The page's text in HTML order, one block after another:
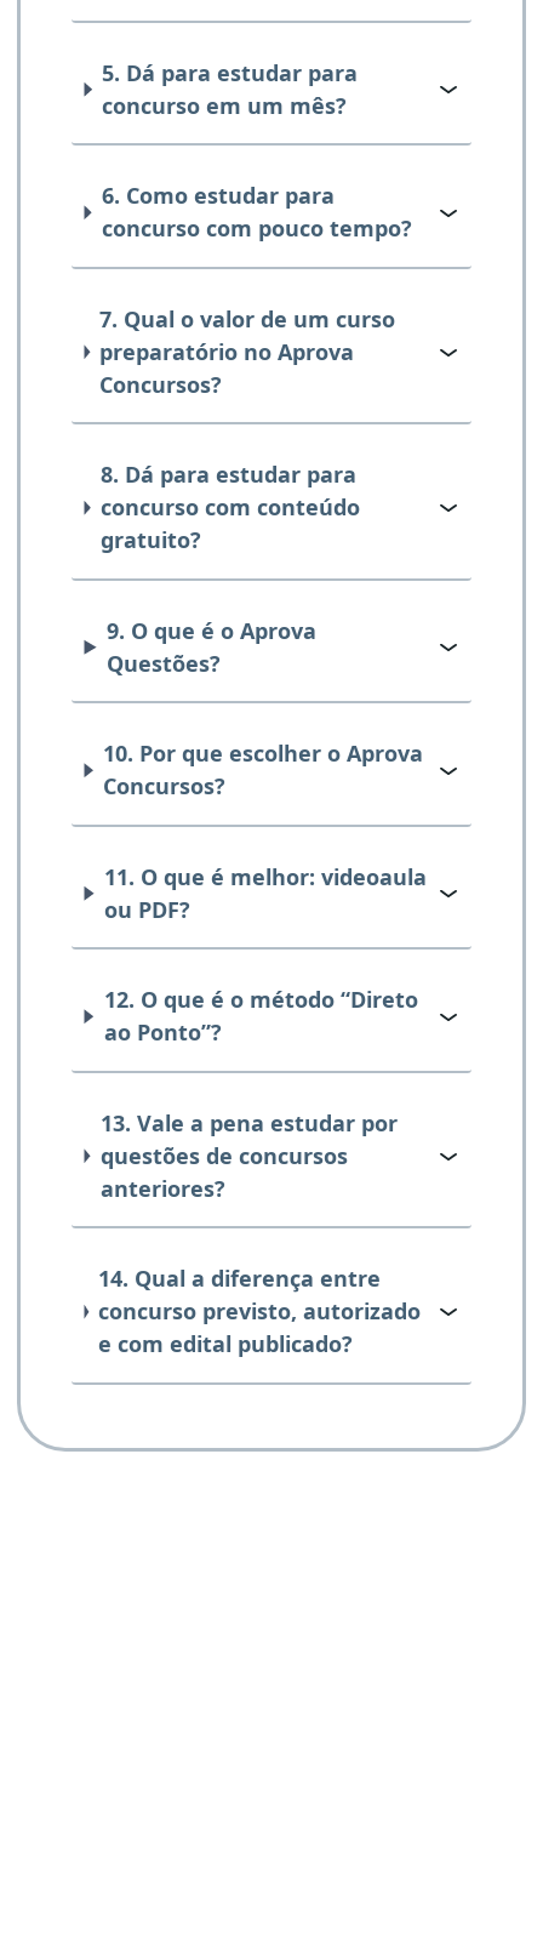
5. Dá para estudar para
concurso em um mês?
6. Como estudar para
concurso com pouco tempo?
7. Qual o valor de um curso
preparatório no Aprova
Concursos?
8. Dá para estudar para
concurso com conteúdo
gratuito?
9. O que é o Aprova
Questões?
10. Por que escolher o Aprova
Concursos?
11. O que é melhor: videoaula
ou PDF?
12. O que é o método “Direto
ao Ponto”?
13. Vale a pena estudar por
questões de concursos
anteriores?
14. Qual a diferença entre
concurso previsto, autorizado
e com edital publicado?